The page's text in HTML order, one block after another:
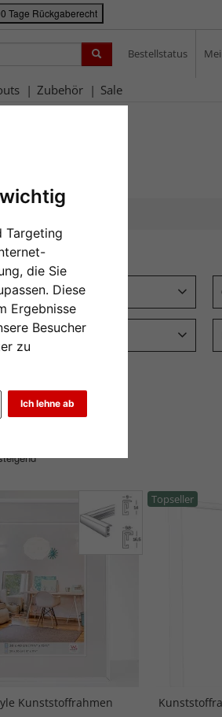
Targeting
die Sie
Diese
Ergebnisse
Besucher
zu
Ich lehne ab
Tage Rückgaberecht
Bestellstatus
Zubehör Sale
Rahmentyp
Merkmal
Kunststoffrahmen
Topseller